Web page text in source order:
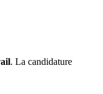
. La candidature